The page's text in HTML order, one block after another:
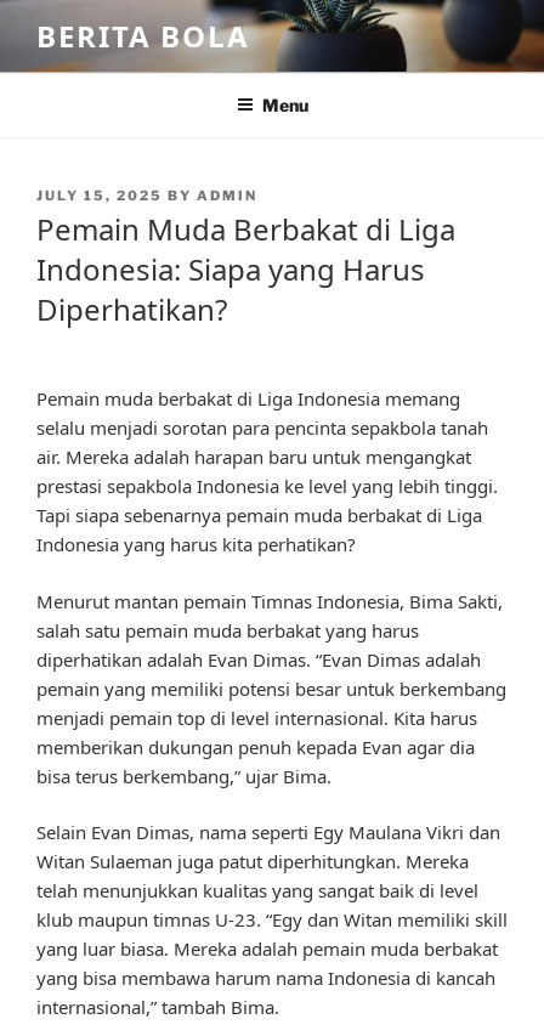
content
BERITA BOLA
Menu
POSTED
JULY 15, 2025 BY ADMIN
Pemain Muda Berbakat di Liga
Indonesia: Siapa yang Harus
Diperhatikan?
Pemain muda berbakat di Liga Indonesia memang
selalu menjadi sorotan para pencinta sepakbola tanah
air. Mereka adalah harapan baru untuk mengangkat
prestasi sepakbola Indonesia ke level yang lebih tinggi.
Tapi siapa sebenarnya pemain muda berbakat di Liga
Indonesia yang harus kita perhatikan?
Menurut mantan pemain Timnas Indonesia, Bima Sakti,
salah satu pemain muda berbakat yang harus
diperhatikan adalah Evan Dimas. “Evan Dimas adalah
pemain yang memiliki potensi besar untuk berkembang
menjadi pemain top di level internasional. Kita harus
memberikan dukungan penuh kepada Evan agar dia
bisa terus berkembang,” ujar Bima.
Selain Evan Dimas, nama seperti Egy Maulana Vikri dan
Witan Sulaeman juga patut diperhitungkan. Mereka
telah menunjukkan kualitas yang sangat baik di level
klub maupun timnas U-23. “Egy dan Witan memiliki skill
yang luar biasa. Mereka adalah pemain muda berbakat
yang bisa membawa harum nama Indonesia di kancah
internasional,” tambah Bima.